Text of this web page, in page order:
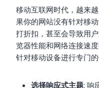
移动互联网时代，越来
果你的网站没有针对移
打折扣，甚至会导致用
览器性能和网络连接速
针对移动设备进行专门的
选择响应式主题: 响